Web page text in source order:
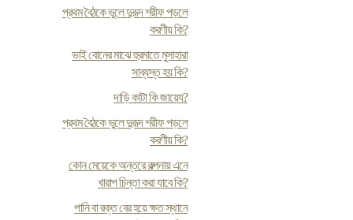
প্রথম বৈঠকে ভুলে দুরূদ শরীফ পড়লে
করণীয় কি?
ভাই বোনের মাঝে হুরমাতে মুসাহারা
সাব্যস্ত হয় কি?
দাড়ি কাটা কি জায়েয?
প্রথম বৈঠকে ভুলে দুরূদ শরীফ পড়লে
করণীয় কি?
কোন মেয়েকে অন্তরে কল্পনায় এনে
খারাপ চিন্তা করা যাবে কি?
পানি বা রক্ত বের হয়ে ক্ষত স্থানে